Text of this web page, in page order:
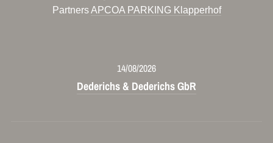
PartnersAPCOA PARKING Klapperhof
14/08/2026
Dederichs & Dederichs GbR